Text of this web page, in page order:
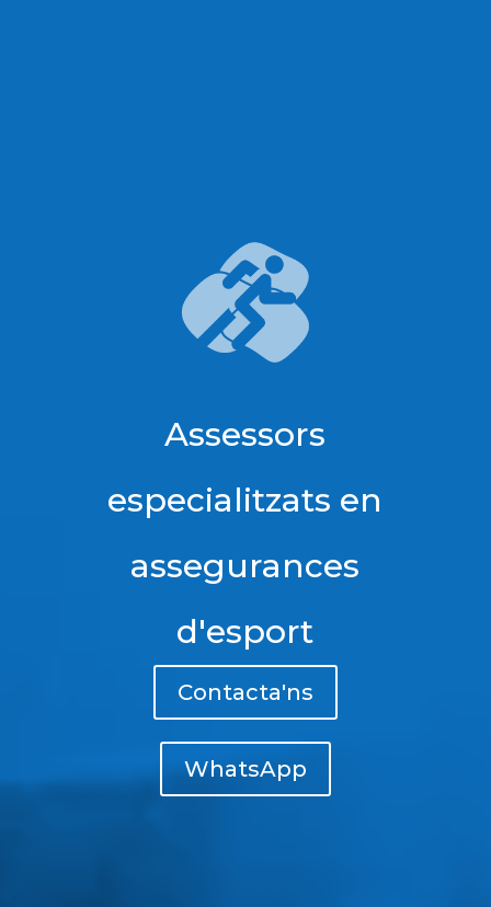
Assessors
especialitzats en
assegurances
d'esport
Contacta'ns
WhatsApp